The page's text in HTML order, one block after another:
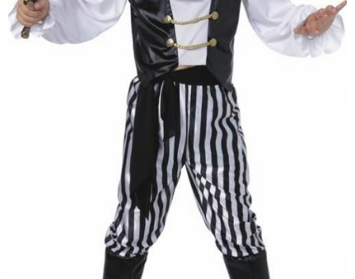
Pirátska šabľa strieborná 50
cm so záslepkou
5,50 €